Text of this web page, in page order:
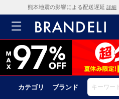
熊本地震の影響による配送遅延 詳細
カテゴリ ブランド